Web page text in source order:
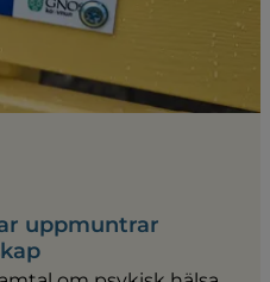
uppmuntrar